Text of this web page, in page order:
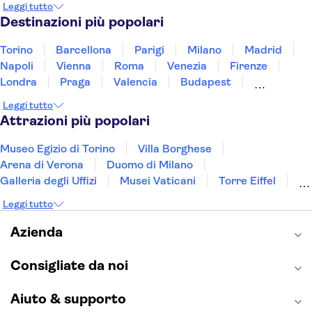
Tunisia
Turchia Vietnam
Leggi tutto
Destinazioni più popolari
Torino Barcellona Parigi Milano
Madrid
Napoli
Vienna Roma Venezia
Firenze
Londra
Praga Valencia
Budapest
Palermo
Leggi tutto
Attrazioni più popolari
Museo Egizio di Torino
Villa Borghese
Arena di Verona
Duomo di Milano
Galleria degli Uffizi
Musei Vaticani
Torre Eiffel
Reggia di Caserta
Teatro alla Scala
Sagrada Familia
Napoli Sotterranea
Leggi tutto
Azienda
Consigliate da noi
Aiuto & supporto